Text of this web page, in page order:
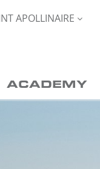
APOLLINAIRE
ACADEMY